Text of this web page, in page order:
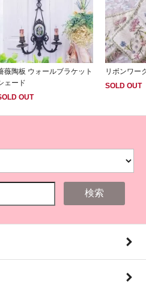
薇陶板 ウォールブラケット
ェード
OUT
リボンワー
SOLD OUT
検索